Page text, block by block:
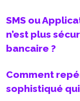
SMS ou
n’est plus
bancaire ?
Comment
sophistiqué